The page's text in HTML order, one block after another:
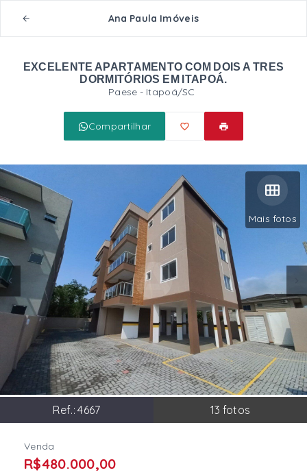
Ana Paula Imóveis
EXCELENTE APARTAMENTO COM DOIS A TRES
DORMITÓRIOS EM ITAPOÁ.
Paese - Itapoá/SC
Compartilhar
Mais fotos
Ref.:4667 13 fotos
Venda
R$480.000,00